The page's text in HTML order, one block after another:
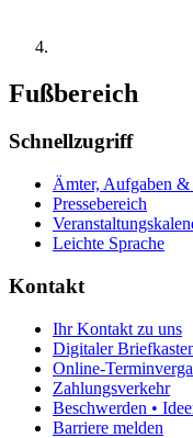
Fußbereich
Schnellzugriff
Ämter, Aufgaben
Pressebereich
Leichte Sprache
Kontakt
Ihr Kontakt zu uns
Digitaler
Online-
Zahlungsverkehr
Beschwerden •
Barriere melden